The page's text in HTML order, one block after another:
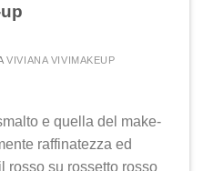
VIVIANA VIVIMAKEUP
e quella del make-
raffinatezza ed
su rossetto rosso